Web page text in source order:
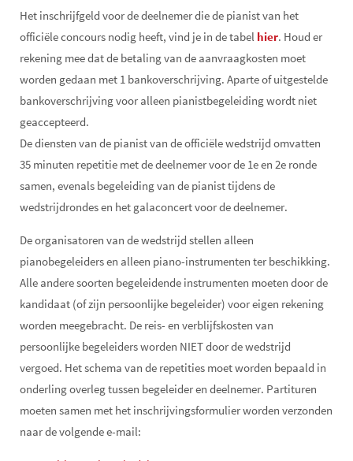
Het inschrijfgeld voor de deelnemer die de pianist van het
officiële concours nodig heeft, vind je in de tabel hier. Houd er
rekening mee dat de betaling van de aanvraagkosten moet
worden gedaan met 1 bankoverschrijving. Aparte of uitgestelde
bankoverschrijving voor alleen pianistbegeleiding wordt niet
geaccepteerd.
De diensten van de pianist van de officiële wedstrijd omvatten
35 minuten repetitie met de deelnemer voor de 1e en 2e ronde
samen, evenals begeleiding van de pianist tijdens de
wedstrijdrondes en het galaconcert voor de deelnemer.
De organisatoren van de wedstrijd stellen alleen
pianobegeleiders en alleen piano-instrumenten ter beschikking.
Alle andere soorten begeleidende instrumenten moeten door de
kandidaat (of zijn persoonlijke begeleider) voor eigen rekening
worden meegebracht. De reis- en verblijfskosten van
persoonlijke begeleiders worden NIET door de wedstrijd
vergoed. Het schema van de repetities moet worden bepaald in
onderling overleg tussen begeleider en deelnemer. Partituren
moeten samen met het inschrijvingsformulier worden verzonden
naar de volgende e-mail: